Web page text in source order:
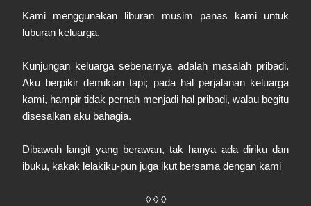
Kami menggunakan liburan musim panas kami untuk
luburan keluarga.
Kunjungan keluarga sebenarnya adalah masalah pribadi.
Aku berpikir demikian tapi; pada hal perjalanan keluarga
kami, hampir tidak pernah menjadi hal pribadi, walau begitu
disesalkan aku bahagia.
Dibawah langit yang berawan, tak hanya ada diriku dan
ibuku, kakak lelakiku-pun juga ikut bersama dengan kami
◊ ◊ ◊